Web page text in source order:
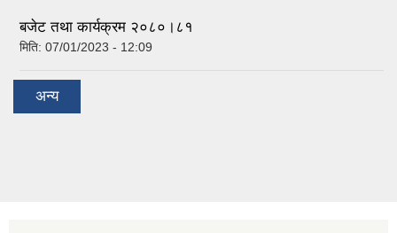
बजेट तथा कार्यक्रम २०८०।८१
मिति: 07/01/2023 - 12:09
अन्य